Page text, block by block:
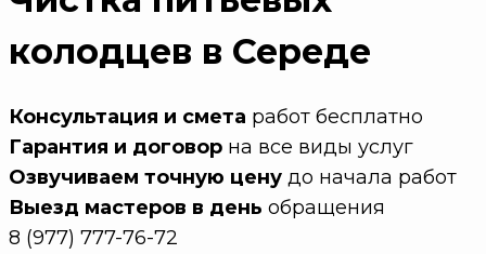
колодцев в Середе
Консультация и смета работ бесплатно
Гарантия и договор на все виды услуг
Озвучиваем точную цену до начала работ
Выезд мастеров в день обращения
8 (977) 777-76-72